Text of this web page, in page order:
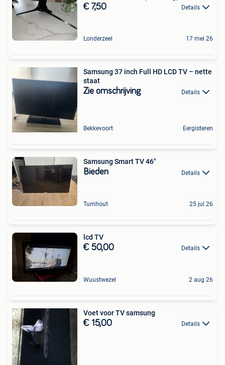
€ 7,50 Details
Londerzeel 17 mei 26
Samsung 37 inch Full HD LCD TV – nette
staat
Zie omschrijving Details
Bekkevoort Eergisteren
Samsung Smart TV 46"
Bieden Details
Turnhout 25 jul 26
lcd TV
€ 50,00 Details
Wuustwezel 2 aug 26
Voet voor TV samsung
€ 15,00 Details